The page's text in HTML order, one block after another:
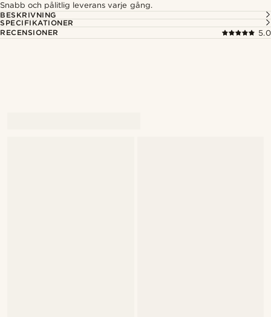
Snabb och pålitlig leverans varje gång.
BESKRIVNING
SPECIFIKATIONER
RECENSIONER
5.0